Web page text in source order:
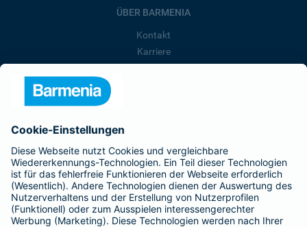
ÜBER BARMENIA
Kontakt
Karriere
Barmenia ist Teil der BarmeniaGothaer
BELIEBTE SEITEN
Kranken-Zusatzversicherung
Tierversicherungen
Haftpflichtversicherung